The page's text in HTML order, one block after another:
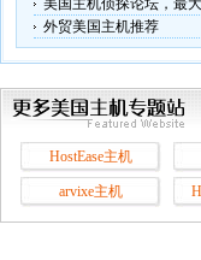
美国主机侦探论坛，最
外贸美国主机推荐
HostEase主机
arvixe主机